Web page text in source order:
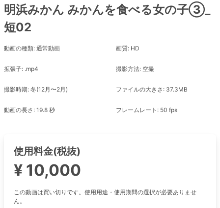
明浜みかん みかんを食べる女の子③_
短02
動画の種類: 通常動画 画質: HD
拡張子: .mp4 撮影方法: 空撮
撮影時期: 冬(12月〜2月) ファイルの大きさ: 37.3MB
動画の長さ: 19.8 秒 フレームレート: 50 fps
使用料金(税抜)
¥ 10,000
この動画は買い切りです。使用用途・使用期間の選択が必要ありませ
ん。